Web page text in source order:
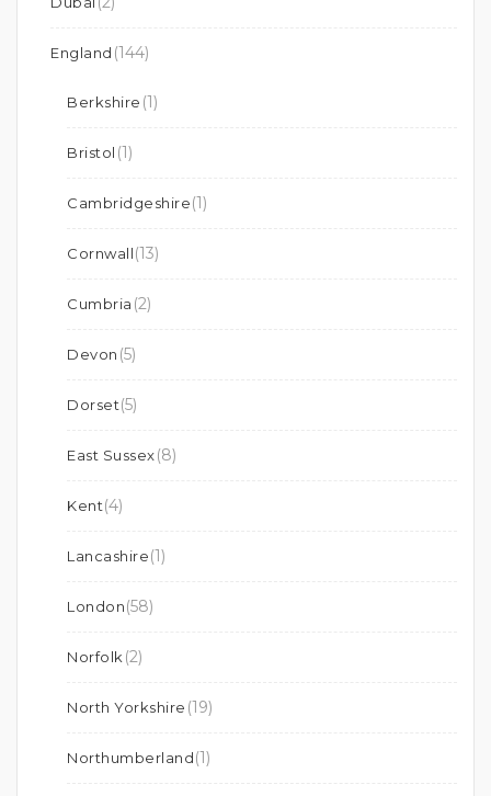
England (144)
Berkshire (1)
Bristol (1)
Cambridgeshire(1)
Cornwall(13)
Cumbria (2)
Devon (5)
Dorset(5)
East Sussex(8)
Kent(4)
Lancashire(1)
London(58)
Norfolk (2)
North Yorkshire (19)
Northumberland(1)